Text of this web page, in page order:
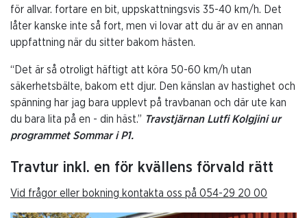
för allvar. fortare en bit, uppskattningsvis 35-40 km/h. Det
låter kanske inte så fort, men vi lovar att du är av en annan
uppfattning när du sitter bakom hästen.
“Det är så otroligt häftigt att köra 50-60 km/h utan
säkerhetsbälte, bakom ett djur. Den känslan av hastighet och
spänning har jag bara upplevt på travbanan och där ute kan
du bara lita på en - din häst.” Travstjärnan Lutfi Kolgjini ur
programmet Sommar i P1.
Travtur inkl. en för kvällens förvald rätt
Vid frågor eller bokning kontakta oss på 054-29 20 00